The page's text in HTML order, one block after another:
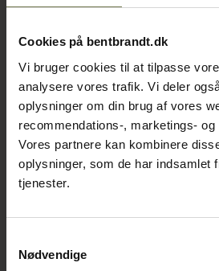
Cookies på bentbrandt.dk
Vi bruger cookies til at tilpasse
analysere vores trafik. Vi deler
oplysninger om din brug af vores
recommendations-, marketings- og
Vores partnere kan kombinere
oplysninger, som de har indsamlet
tjenester.
Nødvendige